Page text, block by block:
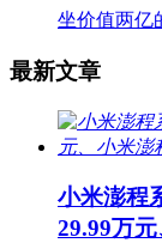
坐价值两亿
最新文章
小米澎程
29.99万